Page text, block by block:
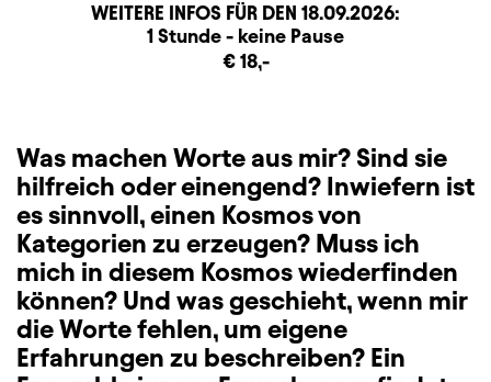
WEITERE INFOS FÜR DEN 18.09.2026:
Information
Dauer und Pausen1 Stunde - keine Pause
€ 18,-
Was machen Worte aus mir? Sind sie
hilfreich oder einengend? Inwiefern ist
es sinnvoll, einen Kosmos von
Kategorien zu erzeugen? Muss ich
mich in diesem Kosmos wiederfinden
können? Und was geschieht, wenn mir
die Worte fehlen, um eigene
Erfahrungen zu beschreiben? Ein